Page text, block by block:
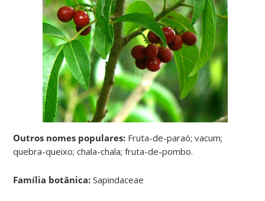
Outros nomes populares: Fruta-de-paraó; vacum;
quebra-queixo; chala-chala; fruta-de-pombo.
Família botânica: Sapindaceae